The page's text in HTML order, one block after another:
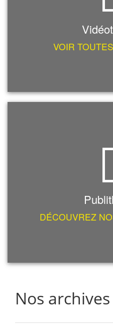
VOIR
DÉCOUVREZ
Nos archives